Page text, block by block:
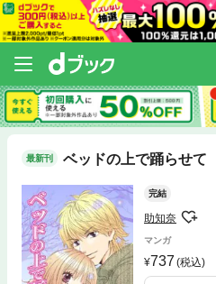
最新刊 ベッドの上で踊らせて
完結
助知奈
マンガ
737 (税込)